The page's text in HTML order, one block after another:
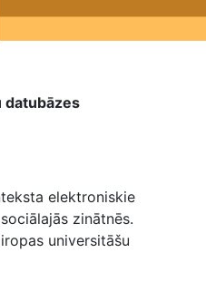
datubāzes
elektroniskie
zinātnēs.
universitāšu